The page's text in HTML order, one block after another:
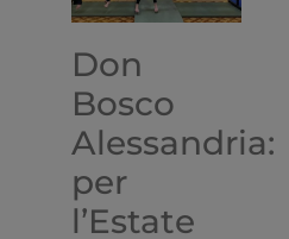
Don
Bosco
Alessandria:
per
l’Estate